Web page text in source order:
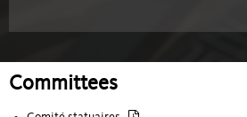
Committees